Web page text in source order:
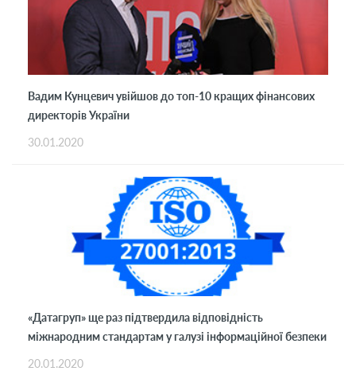
Вадим Кунцевич увійшов до топ-10 кращих фінансових
директорів України
30.01.2020
«Датагруп» ще раз підтвердила відповідність
міжнародним стандартам у галузі інформаційної безпеки
20.01.2020